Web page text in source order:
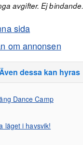
avgifter. Ej bindande.
sida
om annonsen
dessa kan hyras
Dance Camp
läget i havsvik!